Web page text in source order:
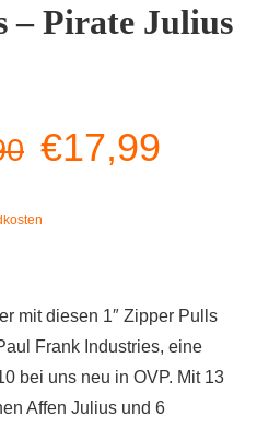
– Pirate Julius
Preis
€21,90
€17,99
mit diesen 1″ Zipper Pulls
Frank Industries, eine
bei uns neu in OVP. Mit 13
Affen Julius und 6